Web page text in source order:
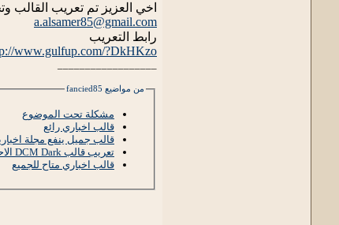
اخي العزيز تم تعريب القالب
a.alsamer85@gmail.com
رابط التعريب
www.gulfup.com/?DkHKzo
من مواضيع fancied85
مشكلة تحت الموضوع
قالب اخباري رائع
قالب جميل ينفع مجلة
تعريب قالب DCM Dark الاحترافي للصور
قالب اخباري متاح للجميع